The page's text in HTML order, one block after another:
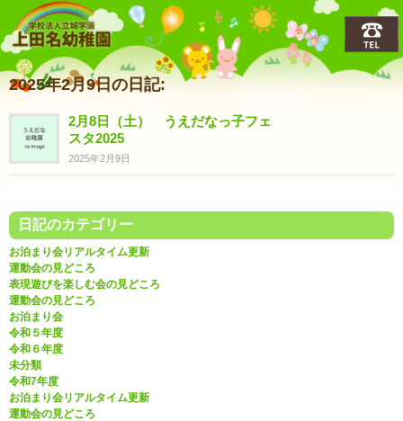
上田名(うえだな)幼稚園
2025年2月9日の日記:
2月8日（土） うえだなっ子フェ
スタ2025
2025年2月9日
日記のカテゴリー
お泊まり会リアルタイム更新
運動会の見どころ
表現遊びを楽しむ会の見どころ
運動会の見どころ
お泊まり会
令和５年度
令和６年度
未分類
令和7年度
お泊まり会リアルタイム更新
運動会の見どころ